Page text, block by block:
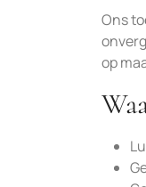
Ons
op